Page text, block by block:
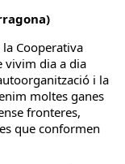
Cooperativa
vivim dia a dia
i la
moltes ganes
fronteres,
que conformen